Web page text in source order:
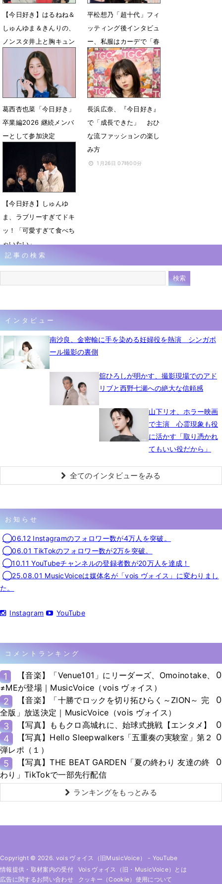
【今日好き】はるねね＆
しゅんゆま＆きんりの、
ノンスタ井上と胸キュン
対決 歴代出演者登場
4月20日 07時24分
平松想乃「超十代」フィ
ッティング後インタビュ
ー、私服はカーデで「春
っぽく！」
3月19日 08時44分
葛西杏也菜「今日好き」
卒業編2026 継続メンバ
ーとして参加決定
長浜広奈、『今日好き』
で「成長できた」 おひ
な流ファッションの楽し
み方
1月26日 07時00分
【今日好き】しゅんゆ
ま、ラブリーすぎてドキ
ッ！「可愛すぎて食べち
ゃいたい」
1月10日 23時00分
記事の検索
インタビュー
南沙良、金密輸に手を染める妊婦役を熱演 シンガポ
ール撮影の裏側
舘ひろしが明かす、撮影現場でのアド
リブと西野七瀬への絶大な信頼感
山下リオ、ホラー映画
で主演 心霊現象も役
に活かす「取り憑かれ
てもいい役だから」
全てのインタビューをみる
お知らせ
◯06.12 Instagramのフォロワー数が4万人を突破。
◯06.01 TikTokのフォロワー数が2万を突破。
◯10.11 YouTubeチャンネルの登録者数が20万人を達成！
◯25.08.01 MusicVoiceは媒体名が「vois ヴォイス」に変わりまし
た。
Instagram YouTube
コメントランキング
1
【音楽】「Venue101」にリーダーズ、Omoinotake、
≠MEが登場｜MusicVoice（vois ヴォイス）
0
2
【音楽】「十勝でロックを切り拓ひらく～ZION～ 完
全版」放送決定｜MusicVoice（vois ヴォイス）
0
3 【写真】ももクロ高城れに、始球式挑戦【エンタメ】
0
4
【写真】Hello Sleepwalkers「五重奏の実験室」第２
弾レポ（１）
0
5
【写真】THE BEAT GARDEN「夏の終わり 友達の終
わり」TikTokで一部先行配信
0
ランキングをもっとみる
Copyright © 2026. vois ヴォイス（旧MusicVoice） - YouTube
情報提供・取材案内の受付
Vois ヴォイス（旧・MusicVoice）とは
広告に関するお問い合わせ
クッキー（cookie）使用について